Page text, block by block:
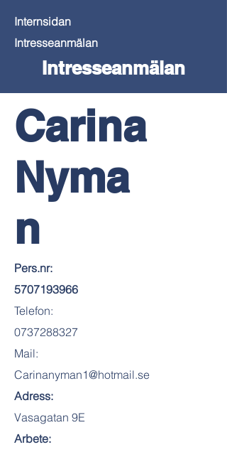
Internsidan
Intresseanmälan
Intresseanmälan
Carina
Nyma
n
Pers.nr:
5707193966
Telefon:
0737288327
Mail:
Carinanyman1@hotmail.se
Adress:
Vasagatan 9E
Arbete: